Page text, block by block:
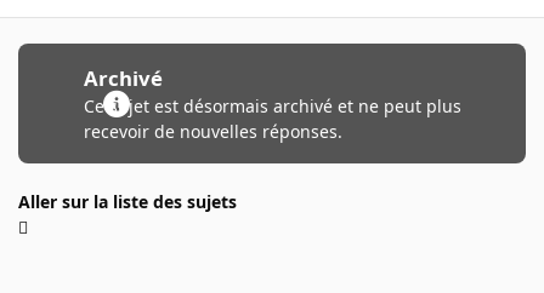
Archivé
Ce sujet est désormais archivé et ne peut plus
recevoir de nouvelles réponses.
Aller sur la liste des sujets